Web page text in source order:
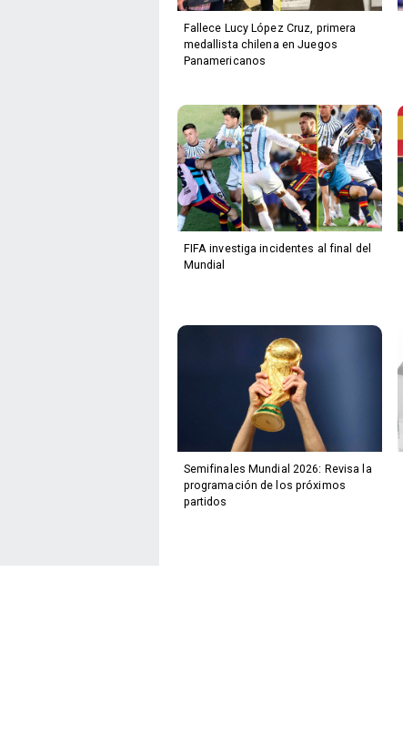
Fallece Lucy López Cruz, primera
medallista chilena en Juegos
Panamericanos
FIFA investiga incidentes al final del
Mundial
Semifinales Mundial 2026: Revisa la
programación de los próximos
partidos